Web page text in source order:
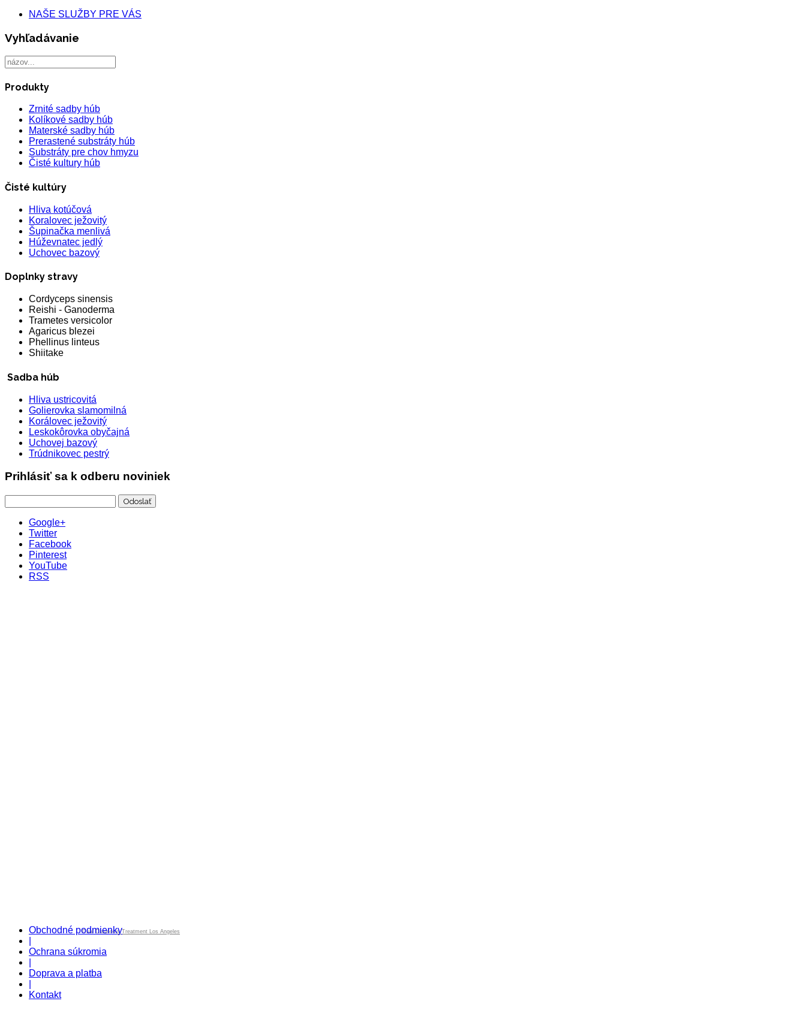
NAŠE SLUŽBY PRE VÁS
Vyhľadávanie
Produkty
Zrnité sadby húb
Kolíkové sadby húb
Materské sadby húb
Prerastené substráty húb
Substráty pre chov hmyzu
Čisté kultury húb
Čisté kultúry
Hliva kotúčová
Koralovec ježovitý
Šupinačka menlivá
Húževnatec jedlý
Uchovec bazový
Doplnky stravy
Cordyceps sinensis
Reishi - Ganoderma
Trametes versicolor
Agaricus blezei
Phellinus linteus
Shiitake
Sadba húb
Hliva ustricovitá
Golierovka slamomilná
Korálovec ježovitý
Leskokôrovka obyčajná
Uchovej bazový
Trúdnikovec pestrý
Prihlásiť sa k odberu noviniek
Google+
Twitter
Facebook
Pinterest
YouTube
RSS
Dual Diagnosis Treatment Los Angeles
Obchodné podmienky
Ochrana súkromia
Doprava a platba
Kontakt